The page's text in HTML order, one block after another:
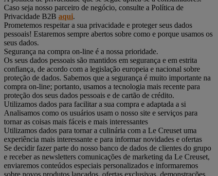
Caso seja nosso parceiro de negócio, consulte a Política de
Privacidade B2B aqui.
Prometemos respeitar a sua privacidade e proteger seus dados
pessoais! Estaremos sempre abertos sobre como e porque usamos os
seus dados.
Segurança na compra on-line é a nossa prioridade.
Os seus dados pessoais são mantidos em segurança e em estrita
confiança, de acordo com a legislação europeia e nacional sobre
proteção de dados. Sabemos que a segurança é muito importante na
compra on-line; portanto, usamos a tecnologia mais recente para
proteção dos seus dados pessoais e de cartão de crédito.
Utilizamos dados para facilitar a sua compra e adaptada a si
Analisamos como os usuários usam o nosso site e serviços para
tornar as coisas mais fáceis e mais interessantes
Utilizamos dados para tornar a culinária com a Le Creuset uma
experiência mais interessante e para informar novidades e ofertas
Se decidir fazer parte do nosso banco de dados de clientes do grupo
e receber as newsletters comunicações de marketing da Le Creuset,
enviaremos conteúdos especiais personalizados e informaremos